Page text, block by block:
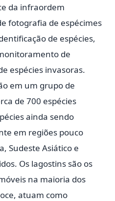
da infraordem
fotografia de espécimes
de espécies,
de
espécies invasoras.
em um grupo de
de 700 espécies
ainda sendo
em regiões pouco
Sudeste Asiático e
Os lagostins são os
na maioria dos
atuam como